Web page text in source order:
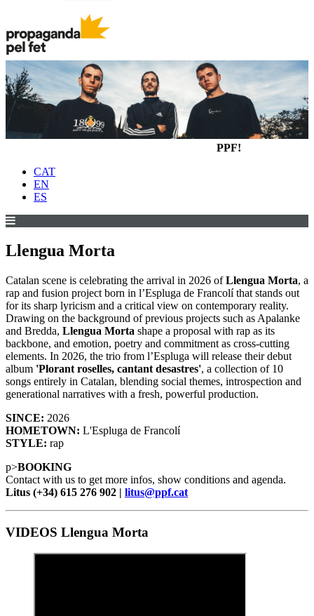
PPF!
CAT
EN
ES
Llengua Morta
Catalan scene is celebrating the arrival in 2026 ofLlengua Morta, a
rap and fusion project born in l’Espluga de Francolí that stands out
for its sharp lyricism and a critical view on contemporary reality.
Drawing on the background of previous projects such as Apalanke
and Bredda, Llengua Morta shape a proposal with rap as its
backbone, and emotion, poetry and commitment as cross-cutting
elements. In 2026, the trio from l’Espluga will release their debut
album 'Plorant roselles, cantant desastres', a collection of 10
songs entirely in Catalan, blending social themes, introspection and
generational narratives with a fresh, powerful production.
SINCE: 2026
HOMETOWN: L'Espluga de Francolí
STYLE: rap
p>BOOKING
Contact with us to get more infos, show conditions and agenda.
Litus (+34) 615 276 902 | litus@ppf.cat
VIDEOS Llengua Morta